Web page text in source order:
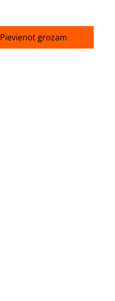
Pievienot grozam